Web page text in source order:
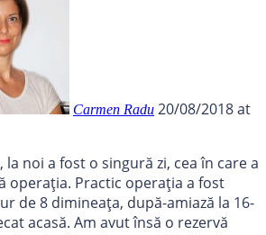
Carmen Radu 20/08/2018 at
la noi a fost o singură zi, cea în care a
operația. Practic operația a fost
de 8 dimineața, după-amiază la 16-
acasă. Am avut însă o rezervă